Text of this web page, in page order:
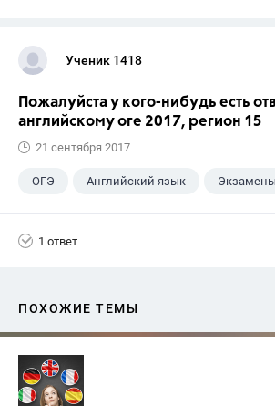
Ученик 1418
Пожалуйста у кого-нибудь есть
английскому оге 2017, регион 15
21 сентября 2017
ОГЭ Английский язык Экзамены
1 ответ
ПОХОЖИЕ ТЕМЫ